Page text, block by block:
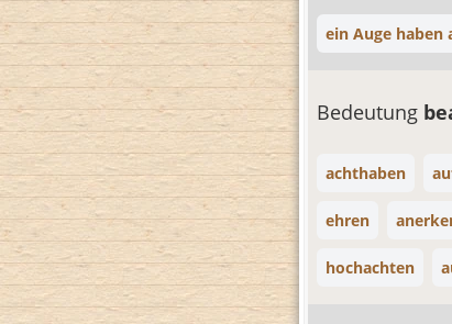
ein Auge haben
Bedeutung
achthaben
ehren
hochachten